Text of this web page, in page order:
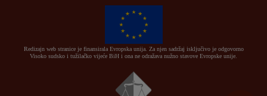
Redizajn web stranice je finansirala Evropska unija. Za njen sadržaj isključivo je odgovorno
Visoko sudsko i tužilačko vijeće BiH i ona ne odražava nužno stavove Evropske unije.